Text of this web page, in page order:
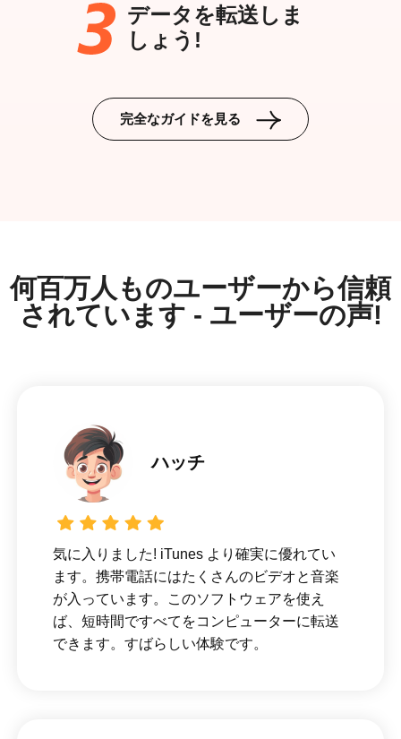
データを転送しま
しょう!
完全なガイドを見る
何百万人ものユーザーから信頼
されています - ユーザーの声!
ハッチ
気に入りました! iTunes より確実に優れてい
ます。携帯電話にはたくさんのビデオと音楽
が入っています。このソフトウェアを使え
ば、短時間ですべてをコンピューターに転送
できます。すばらしい体験です。